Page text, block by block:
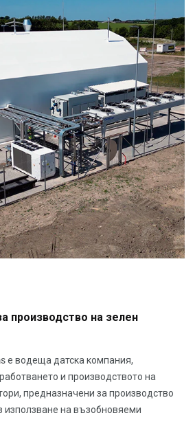
производство на зелен
е водеща датска компания,
и производството на
предназначени за производство
използване на възобновяеми